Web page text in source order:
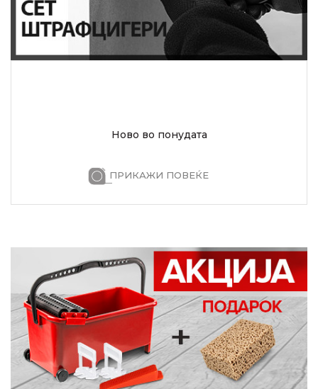
Ново во понудата
ПРИКАЖИ ПОВЕЌЕ